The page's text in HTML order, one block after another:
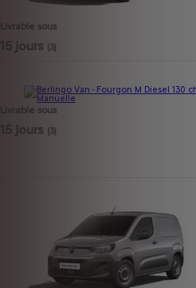
Livrable sous
15 jours (3)
Livrable sous
15 jours (3)